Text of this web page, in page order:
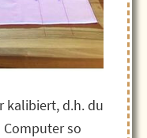
kalibiert, d.h. du
so